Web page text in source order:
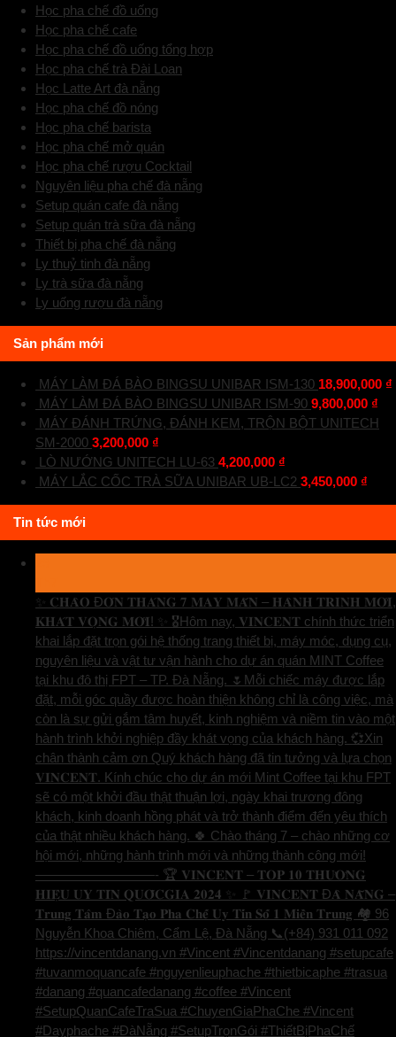
Học pha chế đồ uống
Học pha chế cafe
Học pha chế đồ uống tổng hợp
Học pha chế trà Đài Loan
Học Latte Art đà nẵng
Học pha chế đồ nóng
Học pha chế barista
Học pha chế mở quán
Học pha chế rượu Cocktail
Nguyên liệu pha chế đà nẵng
Setup quán cafe đà nẵng
Setup quán trà sữa đà nẵng
Thiết bị pha chế đà nẵng
Ly thuỷ tinh đà nẵng
Ly trà sữa đà nẵng
Ly uống rượu đà nẵng
Sản phẩm mới
MÁY LÀM ĐÁ BÀO BINGSU UNIBAR ISM-130 18,900,000 ₫
MÁY LÀM ĐÁ BÀO BINGSU UNIBAR ISM-90 9,800,000 ₫
MÁY ĐÁNH TRỨNG, ĐÁNH KEM, TRỘN BỘT UNITECH
SM-2000 3,200,000 ₫
LÒ NƯỚNG UNITECH LU-63 4,200,000 ₫
MÁY LẮC CỐC TRÀ SỮA UNIBAR UB-LC2 3,450,000 ₫
Tin tức mới
✨ 𝐂𝐇𝐀̀𝐎 Đ𝐎́𝐍 𝐓𝐇𝐀́𝐍𝐆 𝟕 𝐌𝐀𝐘 𝐌𝐀̆́𝐍 – 𝐇𝐀̀𝐍𝐇 𝐓𝐑𝐈̀𝐍𝐇 𝐌𝐎̛́𝐈,
𝐊𝐇𝐀́𝐓 𝐕𝐎̣𝐍𝐆 𝐌𝐎̛́𝐈! ✨ 🎖️Hôm nay, 𝐕𝐈𝐍𝐂𝐄𝐍𝐓 chính thức triển
khai lắp đặt trọn gói hệ thống trang thiết bị, máy móc, dụng cụ,
nguyên liệu và vật tư vận hành cho dự án quán MINT Coffee
tại khu đô thị FPT – TP. Đà Nẵng. 🌷Mỗi chiếc máy được lắp
đặt, mỗi góc quầy được hoàn thiện không chỉ là công việc, mà
còn là sự gửi gắm tâm huyết, kinh nghiệm và niềm tin vào một
hành trình khởi nghiệp đầy khát vọng của khách hàng. 💞Xin
chân thành cảm ơn Quý khách hàng đã tin tưởng và lựa chọn
𝐕𝐈𝐍𝐂𝐄𝐍𝐓. Kính chúc cho dự án mới Mint Coffee tại khu FPT
sẽ có một khởi đầu thật thuận lợi, ngày khai trương đông
khách, kinh doanh hồng phát và trở thành điểm đến yêu thích
của thật nhiều khách hàng. 🍀 Chào tháng 7 – chào những cơ
hội mới, những hành trình mới và những thành công mới!
—————————- 🏆 𝐕𝐈𝐍𝐂𝐄𝐍𝐓 – 𝐓𝐎𝐏 𝟏𝟎 𝐓𝐇𝐔̛𝐎̛𝐍𝐆
𝐇𝐈𝐄̣̂𝐔 𝐔𝐘 𝐓𝐈́𝐍 𝐐𝐔𝐎̂́𝐂𝐆𝐈𝐀 𝟐𝟎𝟐𝟒 ✨ 🚩 𝐕𝐈𝐍𝐂𝐄𝐍𝐓 Đ𝐀̀ 𝐍𝐀̆̃𝐍𝐆 –
𝐓𝐫𝐮𝐧𝐠 𝐓𝐚̂𝐦 Đ𝐚̀𝐨 𝐓𝐚̣𝐨 𝐏𝐡𝐚 𝐂𝐡𝐞̂́ 𝐔𝐲 𝐓𝐢́𝐧 𝐒𝐨̂́ 𝟏 𝐌𝐢𝐞̂̀𝐧 𝐓𝐫𝐮𝐧𝐠 🏘️ 96
Nguyễn Khoa Chiêm, Cẩm Lệ, Đà Nẵng 📞(+84) 931 011 092
https://vincentdanang.vn #Vincent #Vincentdanang #setupcafe
#tuvanmoquancafe #nguyenlieuphache #thietbicaphe #trasua
#danang #quancafedanang #coffee #Vincent
#SetupQuanCafeTraSua #ChuyenGiaPhaChe #Vincent
#Dayphache #ĐàNẵng #SetupTrọnGói #ThiếtBịPhaChế